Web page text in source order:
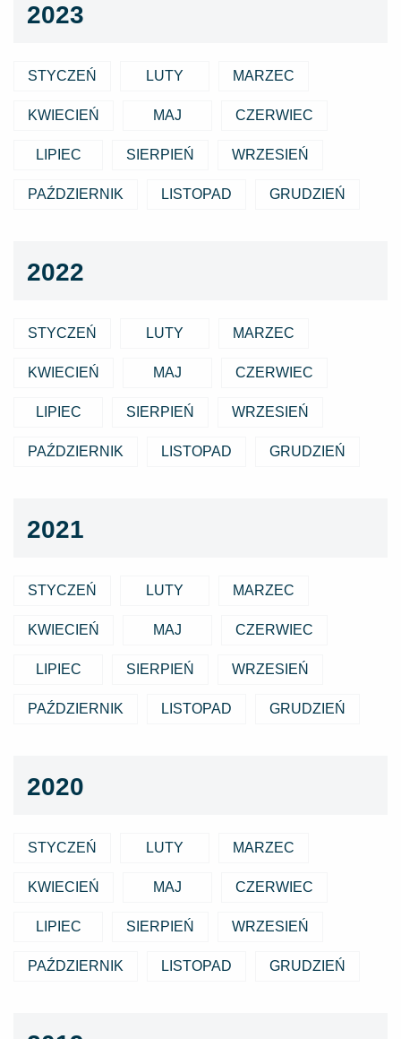
2023
STYCZEŃ LUTY MARZEC
KWIECIEŃ MAJ CZERWIEC
LIPIEC SIERPIEŃ WRZESIEŃ
PAŹDZIERNIK LISTOPAD GRUDZIEŃ
2022
STYCZEŃ LUTY MARZEC
KWIECIEŃ MAJ CZERWIEC
LIPIEC SIERPIEŃ WRZESIEŃ
PAŹDZIERNIK LISTOPAD GRUDZIEŃ
2021
STYCZEŃ LUTY MARZEC
KWIECIEŃ MAJ CZERWIEC
LIPIEC SIERPIEŃ WRZESIEŃ
PAŹDZIERNIK LISTOPAD GRUDZIEŃ
2020
STYCZEŃ LUTY MARZEC
KWIECIEŃ MAJ CZERWIEC
LIPIEC SIERPIEŃ WRZESIEŃ
PAŹDZIERNIK LISTOPAD GRUDZIEŃ